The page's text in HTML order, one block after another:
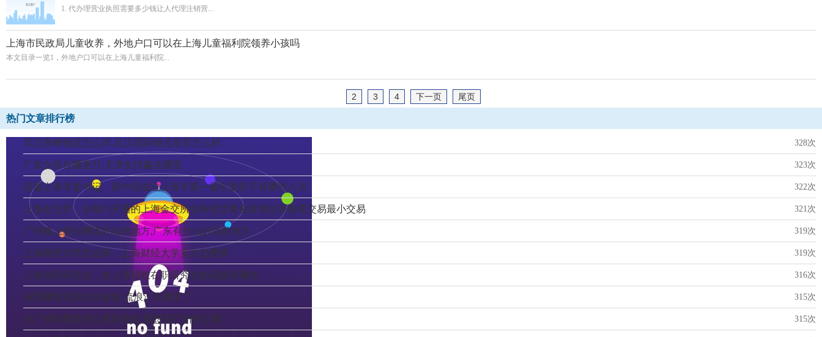
1. 代办理营业执照需要多少钱让人代理注销营...
上海市民政局儿童收养，外地户口可以在上海儿童福利院领养小孩吗
本文目录一览1，外地户口可以在上海儿童福利院...
2 3 4 下一页 尾页
热门文章排行榜
328次
武汉誉峰物流怎么样,武汉国际物流前景怎么样
323次
广东女排在哪里打,天津女排赢在哪里
322次
历届上海市委书记，新中国成立上海市第一届市委班子有哪些人员
321次
上海金交所，在银行开通的上海金交所业务现货黄金延期交易每笔交易最小交易
319次
广州晚上情侣哪里好玩的地方,广东有什么好玩的地方
319次
上海财经大学怎么样，上海财经大学实力怎麽样
316次
上海在职研究生，在上海招收在职研究生的高校有哪些
315次
东莞哪里流浪汉比较多,流浪汉去哪里了
315次
在广州租哪里的公寓比较好,我想买广州的公寓